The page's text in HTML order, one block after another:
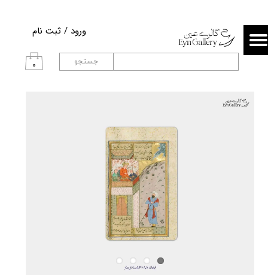
۰
ورود / ثبت نام
حساب کاربری من
تغییر گذر واژه
خروج از حساب کاربری
جستجو